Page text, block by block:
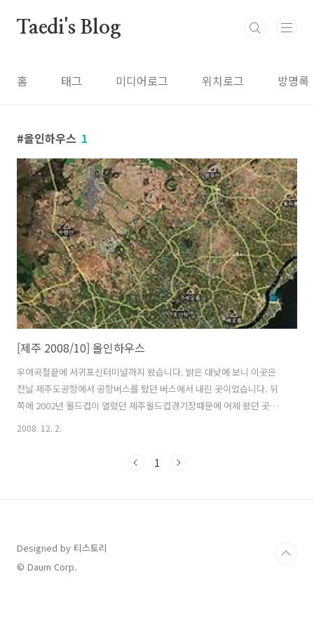
Taedi's Blog
홈 태그 미디어로그 위치로그 방명록
올인하우스 1
[제주 2008/10] 올인하우스
우여곡절끝에 서귀포신터미널까지 왔습니다. 밝은 대낮에 보니 이곳은
전날 제주도공항에서 공항버스를 탔던 버스에서 내린 곳이었습니다. 뒤
쪽에 2002년 월드컵이 열렸던 제주월드컵경기장때문에 어제 왔던 곳이
라는 것을 알았습니다. 시간이 3시가 다 되었기에 섭지코지까지 가려면
다. 섭지코지 입구까지는 2시간 가까이 걸렸습니다. 제주 해안 일주도로
2008. 12. 2.
1
Designed by 티스토리
© Daum Corp.